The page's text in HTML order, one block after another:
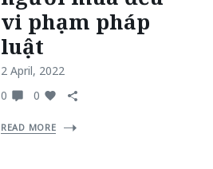
vi phạm pháp
luật
2 April, 2022
0
0
READ MORE